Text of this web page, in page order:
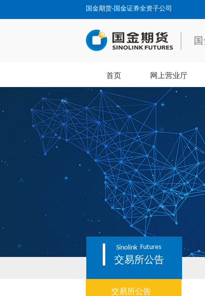
国金期货-国金证券全资子公司
首页 网上营业厅
Sinolink Futures
交易所公告
交易所公告